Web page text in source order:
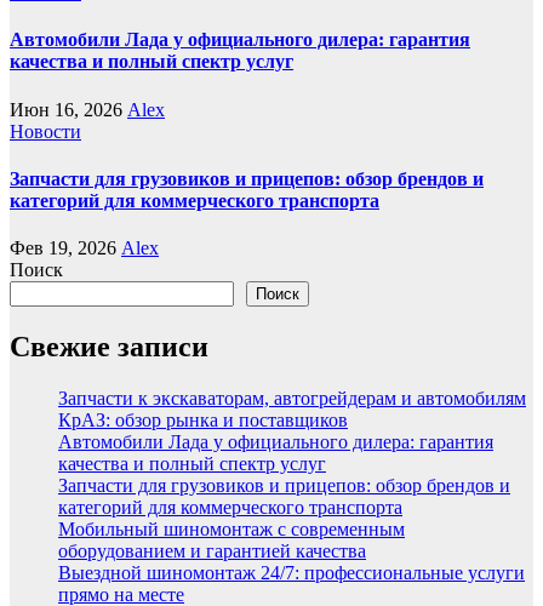
Автомобили Лада у официального дилера: гарантия
качества и полный спектр услуг
Июн 16, 2026 Alex
Новости
Запчасти для грузовиков и прицепов: обзор брендов и
категорий для коммерческого транспорта
Фев 19, 2026 Alex
Поиск
Поиск
Свежие записи
Запчасти к экскаваторам, автогрейдерам и автомобилям
КрАЗ: обзор рынка и поставщиков
Автомобили Лада у официального дилера: гарантия
качества и полный спектр услуг
Запчасти для грузовиков и прицепов: обзор брендов и
категорий для коммерческого транспорта
Мобильный шиномонтаж с современным
оборудованием и гарантией качества
Выездной шиномонтаж 24/7: профессиональные услуги
прямо на месте